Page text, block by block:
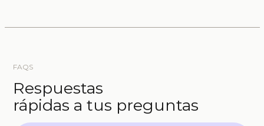
FAQS
Respuestas
rápidas a tus preguntas